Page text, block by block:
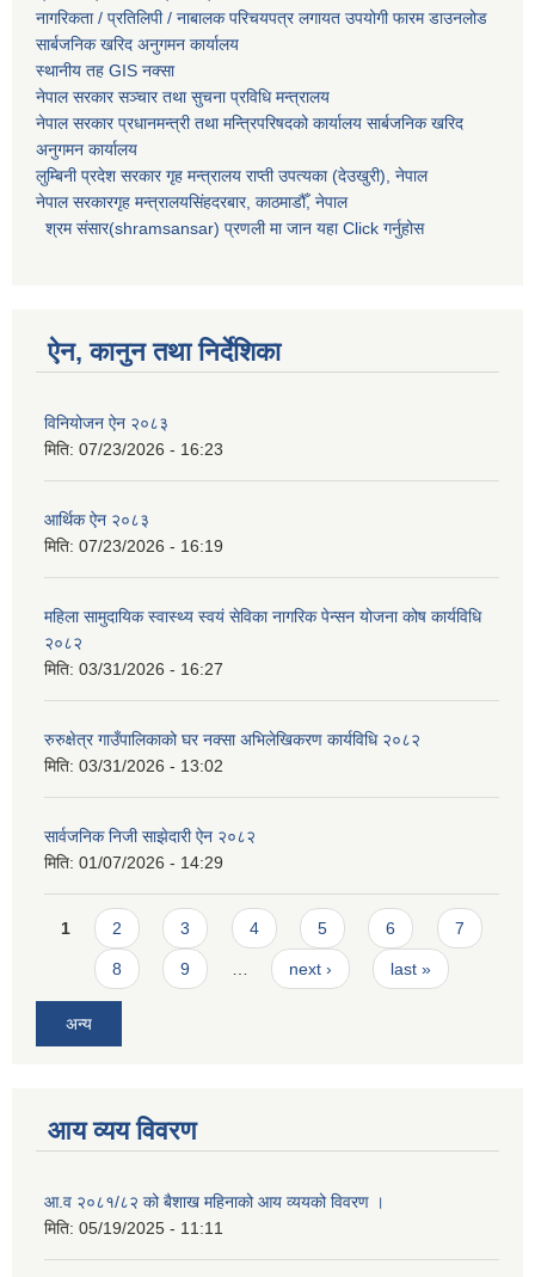
नागरिकता / प्रतिलिपी / नाबालक परिचयपत्र लगायत उपयोगी फारम डाउनलोड
सार्बजनिक खरिद अनुगमन कार्यालय
स्थानीय तह GIS नक्सा
नेपाल सरकारसञ्चार तथा सुचना प्रविधि मन्त्रालय
नेपाल सरकार प्रधानमन्त्री तथा मन्त्रिपरिषदको कार्यालय सार्बजनिक खरिद
अनुगमन कार्यालय
लुम्बिनी प्रदेश सरकार गृह मन्त्रालय राप्ती उपत्यका (देउखुरी), नेपाल
नेपाल सरकारगृह मन्त्रालयसिंहदरबार, काठमाडौँ, नेपाल
श्रम संसार(shramsansar) प्रणली मा जान यहा Click गर्नुहोस
ऐन, कानुन तथा निर्देशिका
विनियोजन ऐन २०८३
मिति: 07/23/2026 - 16:23
आर्थिक ऐन २०८३
मिति: 07/23/2026 - 16:19
महिला सामुदायिक स्वास्थ्य स्वयं सेविका नागरिक पेन्सन योजना कोष कार्यविधि
२०८२
मिति: 03/31/2026 - 16:27
रुरुक्षेत्र गाउँपालिकाको घर नक्सा अभिलेखिकरण कार्यविधि २०८२
मिति: 03/31/2026 - 13:02
सार्वजनिक निजी साझेदारी ऐन २०८२
मिति: 01/07/2026 - 14:29
Pages
1 2 3 4 5 6 7
8 9 next › last »
अन्य
आय व्यय विवरण
आ.व २०८१/८२ को बैशाख महिनाको आय व्ययको विवरण ।
मिति: 05/19/2025 - 11:11